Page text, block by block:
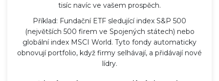
tisíc navíc ve vašem prospěch.
Příklad: Fundační ETF sledující index S&P 500
(největších 500 firem ve Spojených státech) nebo
globální index MSCI World. Tyto fondy automaticky
obnovují portfolio, když firmy selhávají, a přidávají nové
lídry.